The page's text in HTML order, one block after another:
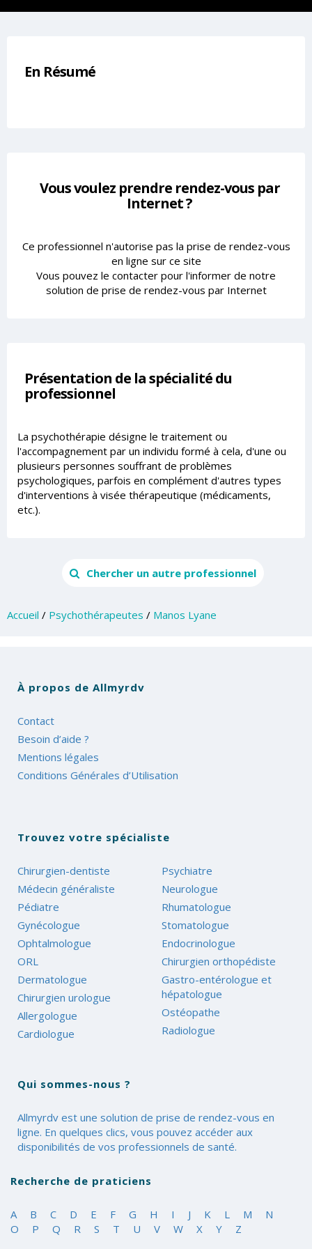
En Résumé
Vous voulez prendre rendez-vous par
Internet ?
Ce professionnel n'autorise pas la prise de rendez-vous
en ligne sur ce site
Vous pouvez le contacter pour l'informer de notre
solution de prise de rendez-vous par Internet
Présentation de la spécialité du
professionnel
La psychothérapie désigne le traitement ou
l'accompagnement par un individu formé à cela, d'une ou
plusieurs personnes souffrant de problèmes
psychologiques, parfois en complément d'autres types
d'interventions à visée thérapeutique (médicaments,
etc.).
Chercher un autre professionnel
Accueil / Psychothérapeutes / Manos Lyane
À propos de Allmyrdv
Contact
Besoin d’aide ?
Mentions légales
Conditions Générales d’Utilisation
Trouvez votre spécialiste
Chirurgien-dentiste
Médecin généraliste
Pédiatre
Gynécologue
Ophtalmologue
ORL
Dermatologue
Chirurgien urologue
Allergologue
Cardiologue
Psychiatre
Neurologue
Rhumatologue
Stomatologue
Endocrinologue
Chirurgien orthopédiste
Gastro-entérologue et
hépatologue
Ostéopathe
Radiologue
Qui sommes-nous ?
Allmyrdv est une solution de prise de rendez-vous en
ligne. En quelques clics, vous pouvez accéder aux
disponibilités de vos professionnels de santé.
Recherche de praticiens
A B C D E F G H I J K L M
N
O
P Q R S T U V W X Y Z